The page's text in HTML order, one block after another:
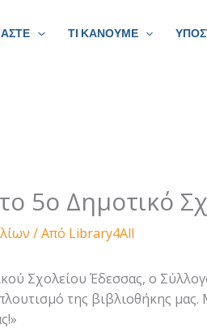
ΤΙ ΚΑΝΟΥΜΕ
5ο Δημοτικό
/ Από Library4All
Σχολείου Έδεσσας, ο
της βιβλιοθήκης